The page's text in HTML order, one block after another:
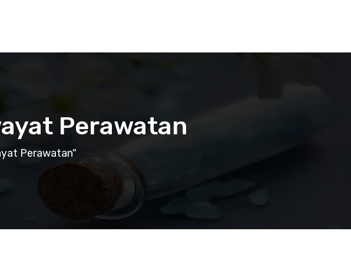
Perawatan
Perawatan"